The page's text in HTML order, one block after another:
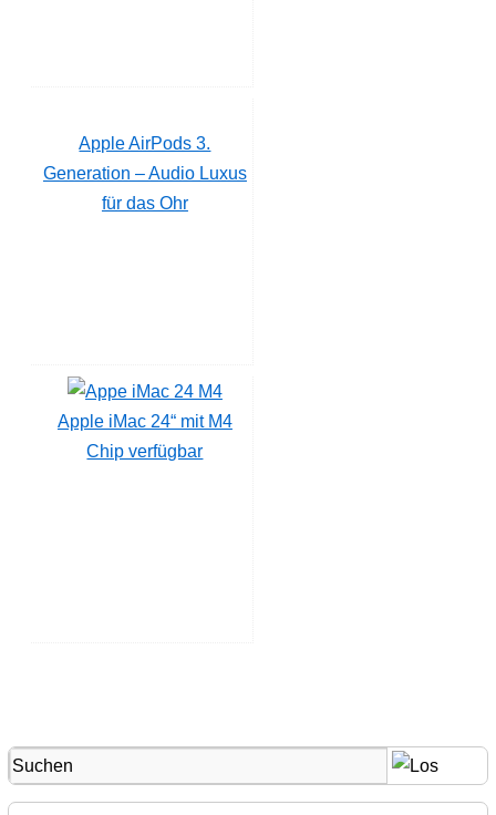
Apple AirPods 3.
Generation – Audio Luxus
für das Ohr
Apple iMac 24“ mit M4
Chip verfügbar